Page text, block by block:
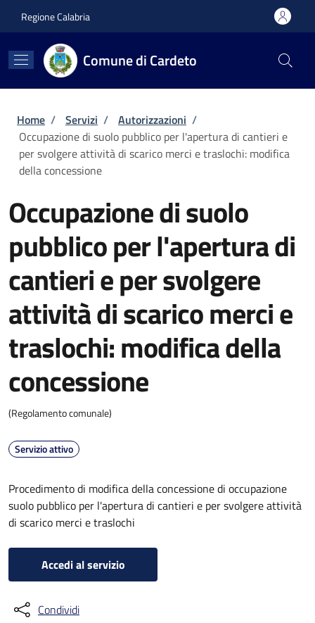
Regione Calabria
Comune di Cardeto
Briciole di pane
Home / Servizi / Autorizzazioni /
Occupazione di suolo pubblico per l'apertura di cantieri e
per svolgere attività di scarico merci e traslochi: modifica
della concessione
Occupazione di suolo
pubblico per l'apertura di
cantieri e per svolgere
attività di scarico merci e
traslochi: modifica della
concessione
(Regolamento comunale)
Servizio attivo
Procedimento di modifica della concessione di occupazione
suolo pubblico per l'apertura di cantieri e per svolgere attività
di scarico merci e traslochi
Accedi al servizio
Condividi